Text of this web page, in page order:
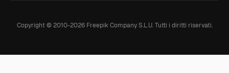
Copyright © 2010-2026Freepik Company S.L.U. Tutti i diritti riservati.